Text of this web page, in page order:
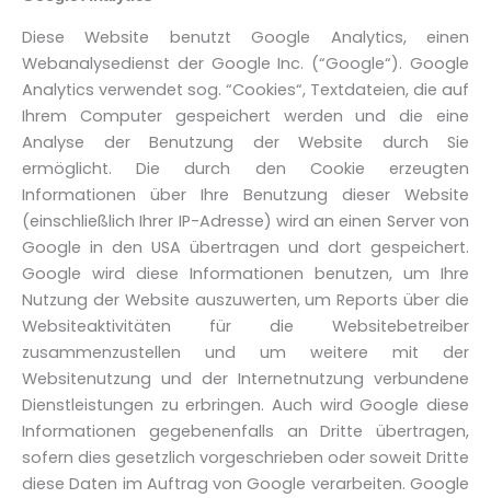
Diese Website benutzt Google Analytics, einen
Webanalysedienst der Google Inc. (“Google“). Google
Analytics verwendet sog. “Cookies“, Textdateien, die auf
Ihrem Computer gespeichert werden und die eine
Analyse der Benutzung der Website durch Sie
ermöglicht. Die durch den Cookie erzeugten
Informationen über Ihre Benutzung dieser Website
(einschließlich Ihrer IP-Adresse) wird an einen Server von
Google in den USA übertragen und dort gespeichert.
Google wird diese Informationen benutzen, um Ihre
Nutzung der Website auszuwerten, um Reports über die
Websiteaktivitäten für die Websitebetreiber
zusammenzustellen und um weitere mit der
Websitenutzung und der Internetnutzung verbundene
Dienstleistungen zu erbringen. Auch wird Google diese
Informationen gegebenenfalls an Dritte übertragen,
sofern dies gesetzlich vorgeschrieben oder soweit Dritte
diese Daten im Auftrag von Google verarbeiten. Google